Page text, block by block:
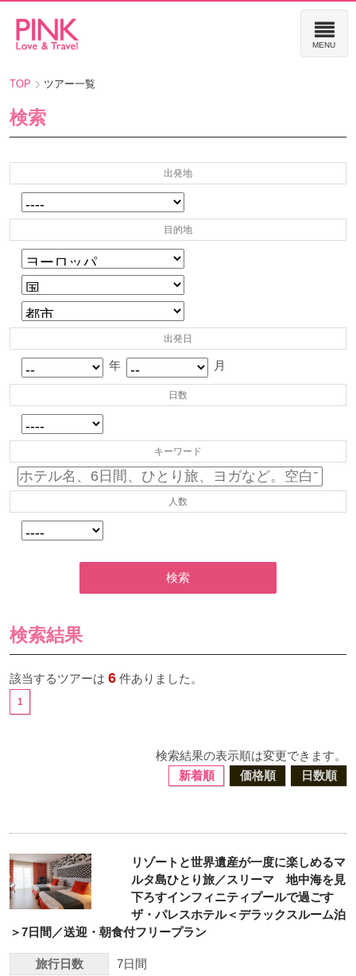
TOP ツアー一覧
検索
出発地
目的地
出発日
年 月
日数
キーワード
人数
検索
検索結果
該当するツアーは 6 件ありました。
1
検索結果の表示順は変更できます。
新着順
価格順 日数順
リゾートと世界遺産が一度に楽しめるマ
ルタ島ひとり旅／スリーマ 地中海を見
下ろすインフィニティプールで過ごす
ザ・パレスホテル＜デラックスルーム泊
＞7日間／送迎・朝食付フリープラン
旅行日数 7日間